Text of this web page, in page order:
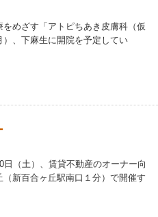
めざす「アトピちあき皮膚科（仮
、下麻生に開院を予定してい
（土）、賃貸不動産のオーナー向
新百合ヶ丘駅南口１分）で開催す